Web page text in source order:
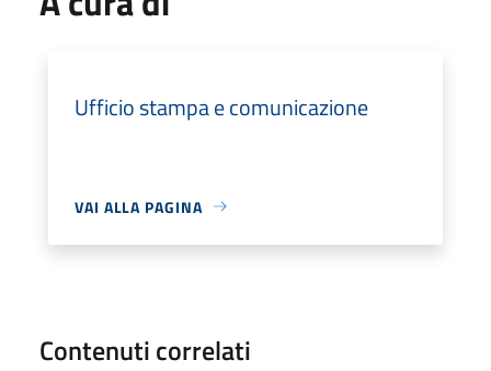
Ufficio stampa e comunicazione
VAI ALLA PAGINA
Contenuti correlati